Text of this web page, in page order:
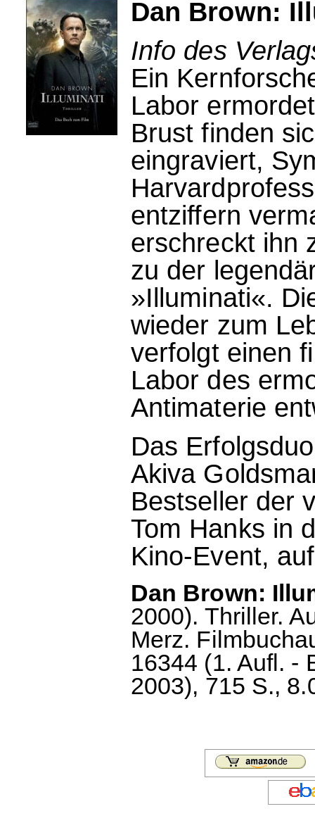
Dan Brown:
Info des
Ein
Labor
Brust finden
eingraviert,
entziffern
erschreckt ihn
zu der
»Illuminati«.
wieder zum
verfolgt einen
Labor des
Antimaterie
Das
Akiva
Bestseller der
Tom Hanks in
Kino-Event,
Dan Brown:
2000). Thriller.
Merz.
16344 (1. Aufl. -
2003), 715 S.,